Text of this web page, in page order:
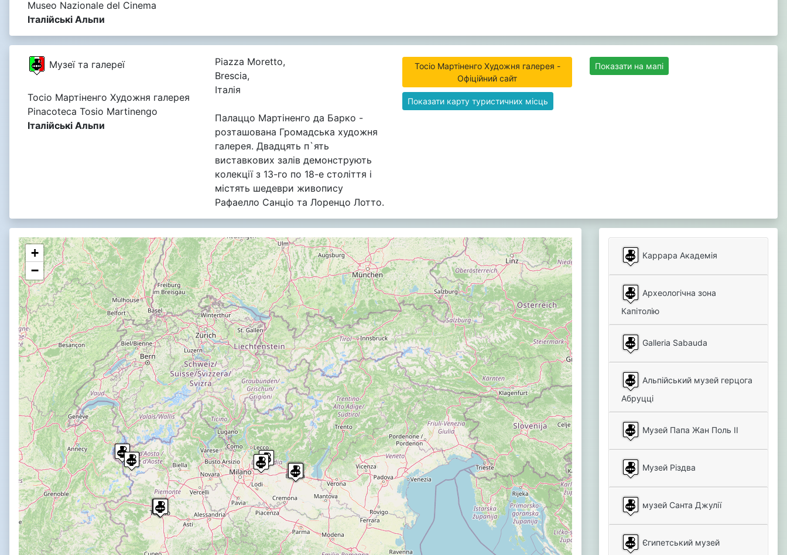
Museo Nazionale del Cinema
Італійські Альпи
Музеї та галереї
Тосіо Мартіненго Художня галерея
Pinacoteca Tosio Martinengo
Італійські Альпи
Piazza Moretto,
Brescia,
Італія
Палаццо Мартіненго да Барко -
розташована Громадська художня
галерея. Двадцять п`ять
виставкових залів демонструють
колекції з 13-го по 18-е століття і
містять шедеври живопису
Рафаелло Санціо та Лоренцо Лотто.
Тосіо Мартіненго Художня галерея -
Офіційний сайт
Показати карту туристичних місць
Показати на мапі
+
−
Каррара Академія
Археологічна зона
Капітолію
Galleria Sabauda
Альпійський музей герцога
Абруцці
Музей Папа Жан Поль II
Музей Різдва
музей Санта Джулії
Єгипетський музей